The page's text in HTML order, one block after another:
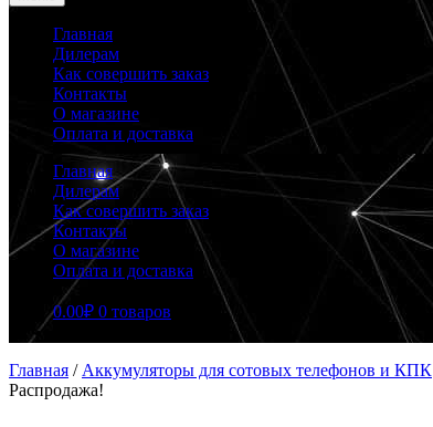
Главная
Дилерам
Как совершить заказ
Контакты
О магазине
Оплата и доставка
Главная
Дилерам
Как совершить заказ
Контакты
О магазине
Оплата и доставка
0.00₽ 0 товаров
Главная / Аккумуляторы для сотовых телефонов и КПК
Распродажа!